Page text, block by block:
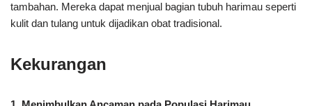
tambahan. Mereka dapat menjual bagian tubuh harimau seperti
kulit dan tulang untuk dijadikan obat tradisional.
Kekurangan